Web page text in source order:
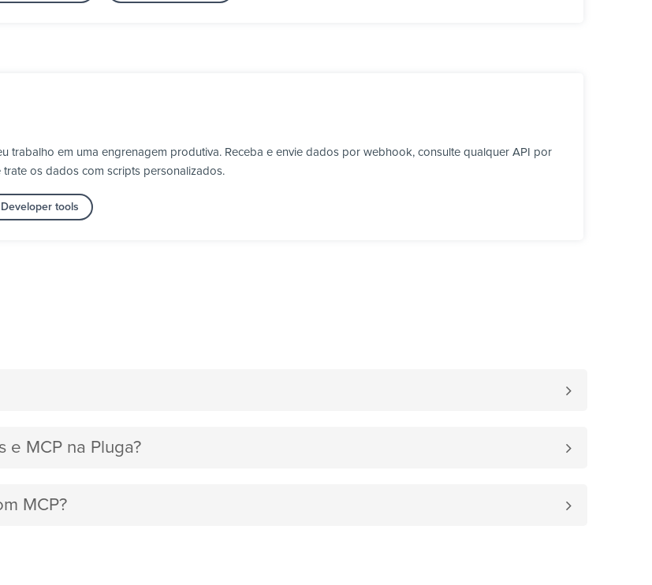
trabalho em uma engrenagem produtiva. Receba e envie dados por webhook, consulte qualquer API por
trate os dados com scripts personalizados.
tools
e MCP na Pluga?
MCP?